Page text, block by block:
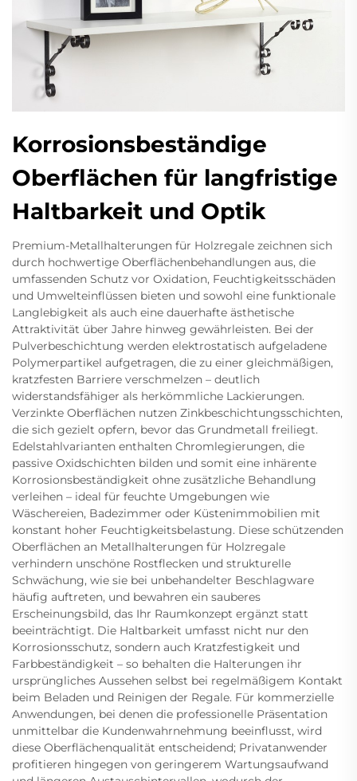
Korrosionsbeständige
Oberflächen für langfristige
Haltbarkeit und Optik
Premium-Metallhalterungen für Holzregale zeichnen sich
durch hochwertige Oberflächenbehandlungen aus, die
umfassenden Schutz vor Oxidation, Feuchtigkeitsschäden
und Umwelteinflüssen bieten und sowohl eine funktionale
Langlebigkeit als auch eine dauerhafte ästhetische
Attraktivität über Jahre hinweg gewährleisten. Bei der
Pulverbeschichtung werden elektrostatisch aufgeladene
Polymerpartikel aufgetragen, die zu einer gleichmäßigen,
kratzfesten Barriere verschmelzen – deutlich
widerstandsfähiger als herkömmliche Lackierungen.
Verzinkte Oberflächen nutzen Zinkbeschichtungsschichten,
die sich gezielt opfern, bevor das Grundmetall freiliegt.
Edelstahlvarianten enthalten Chromlegierungen, die
passive Oxidschichten bilden und somit eine inhärente
Korrosionsbeständigkeit ohne zusätzliche Behandlung
verleihen – ideal für feuchte Umgebungen wie
Wäschereien, Badezimmer oder Küstenimmobilien mit
konstant hoher Feuchtigkeitsbelastung. Diese schützenden
Oberflächen an Metallhalterungen für Holzregale
verhindern unschöne Rostflecken und strukturelle
Schwächung, wie sie bei unbehandelter Beschlagware
häufig auftreten, und bewahren ein sauberes
Erscheinungsbild, das Ihr Raumkonzept ergänzt statt
beeinträchtigt. Die Haltbarkeit umfasst nicht nur den
Korrosionsschutz, sondern auch Kratzfestigkeit und
Farbbeständigkeit – so behalten die Halterungen ihr
ursprüngliches Aussehen selbst bei regelmäßigem Kontakt
beim Beladen und Reinigen der Regale. Für kommerzielle
Anwendungen, bei denen die professionelle Präsentation
unmittelbar die Kundenwahrnehmung beeinflusst, wird
diese Oberflächenqualität entscheidend; Privatanwender
profitieren hingegen von geringerem Wartungsaufwand